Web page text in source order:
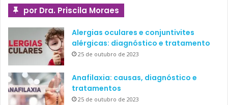
por Dra. Priscila Moraes
Alergias oculares e conjuntivites
alérgicas: diagnóstico e tratamento
25 de outubro de 2023
Anafilaxia: causas, diagnóstico e
tratamentos
25 de outubro de 2023